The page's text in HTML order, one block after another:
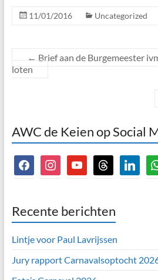
11/01/2016 Uncategorized
← Brief aan de Burgemeester
loten
AWC de Keien op Social
facebookinstagramyoutubethreads linkedin
Recente berichten
Lintje voor Paul Lavrijssen
Jury rapport Carnavalsoptocht